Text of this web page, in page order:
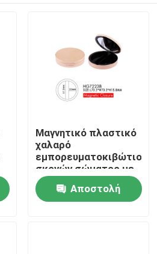
Μαγνητικό πλαστικό
χαλαρό
εμπορευματοκιβώτιο
σκονών σώματος με
την ανοικτή κάλυψη
κτυπήματος
καθρεφτών
Αποστολή